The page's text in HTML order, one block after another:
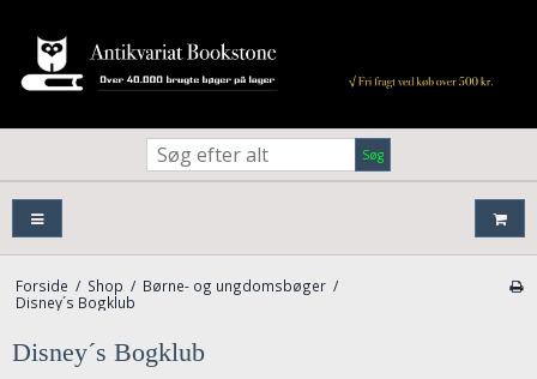
Søg
Forside / Shop / Børne- og ungdomsbøger /
Disney´s Bogklub
Disney´s Bogklub